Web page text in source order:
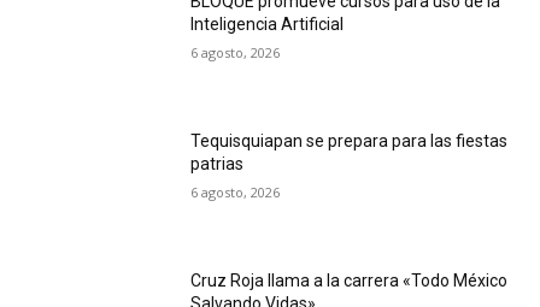
Inteligencia Artificial
6 agosto, 2026
Tequisquiapan se prepara para las fiestas
patrias
6 agosto, 2026
Cruz Roja llama a la carrera «Todo México
Salvando Vidas»